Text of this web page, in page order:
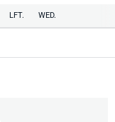
LFT. WED.